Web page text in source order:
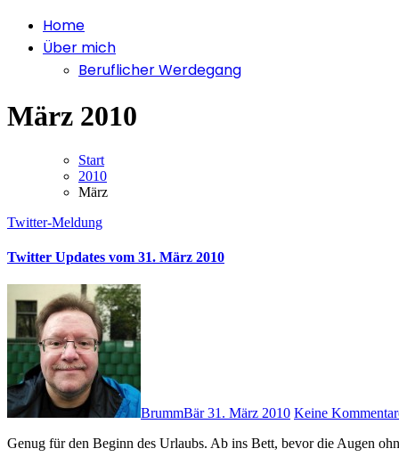
Home
Über mich
Beruflicher Werdegang
März 2010
Start
2010
März
Twitter-Meldung
Twitter Updates vom 31. März 2010
BrummBär31. März 2010 Keine
Genug für den Beginn des Urlaubs. Ab ins Bett, bevor die Augen